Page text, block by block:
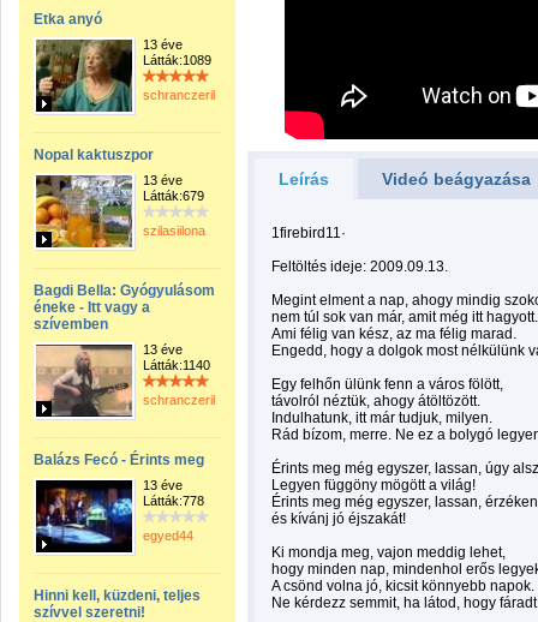
Etka anyó
13 éve
Látták:1089
schranczerika
Nopal kaktuszpor
13 éve
Látták:679
szilasiilona
Bagdi Bella: Gyógyulásom
éneke - Itt vagy a
szívemben
13 éve
Látták:1140
schranczerika
Balázs Fecó - Érints meg
13 éve
Látták:778
egyed44
Hinni kell, küzdeni, teljes
szívvel szeretni!
Leírás Videó beágyazása
1firebird11·
Feltöltés ideje: 2009.09.13.
Megint elment a nap, ahogy mindig
nem túl sok van már, amit még itt hagyott.
Ami félig van kész, az ma félig marad.
Engedd, hogy a dolgok most nélkülünk
Egy felhőn ülünk fenn a város fölött,
távolról néztük, ahogy átöltözött.
Indulhatunk, itt már tudjuk, milyen.
Rád bízom, merre. Ne ez a bolygó
Érints meg még egyszer, lassan, úgy
Legyen függöny mögött a világ!
Érints meg még egyszer, lassan,
és kívánj jó éjszakát!
Ki mondja meg, vajon meddig lehet,
hogy minden nap, mindenhol erős
A csönd volna jó, kicsit könnyebb napok.
Ne kérdezz semmit, ha látod, hogy